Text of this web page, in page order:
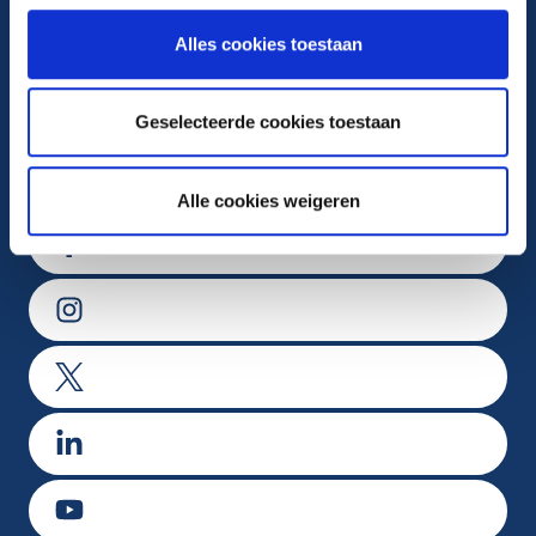
Alles cookies toestaan
Geselecteerde cookies toestaan
Alle cookies weigeren
Volg ons op
Ga naar Facebook
Ga naar Instagram
Ga naar X
Ga naar LinkedIn
Ga naar Youtube